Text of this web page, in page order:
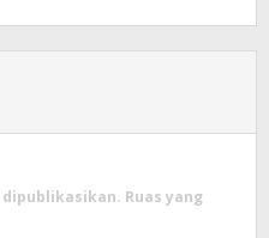
Ruas yang